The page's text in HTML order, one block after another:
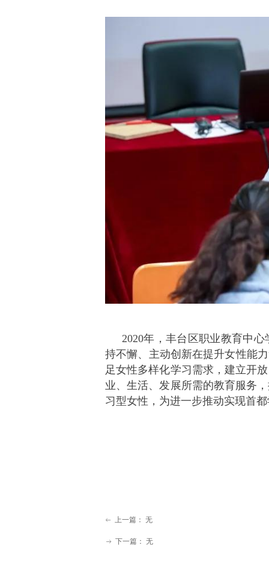
2020年，丰台区职业教育中
持不懈、主动创新在提升女性能
足女性多样化学习需求，建立开
业、生活、发展所需的教育服务
习型女性，为进一步推动实现首
ꂃ 上一篇： 无
ꁹ 下一篇： 无